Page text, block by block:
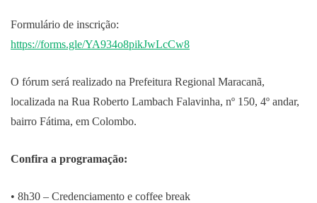
Formulário de inscrição:
https://forms.gle/YA934o8pikJwLcCw8
O fórum será realizado na Prefeitura Regional Maracanã,
localizada na Rua Roberto Lambach Falavinha, nº 150, 4º andar,
bairro Fátima, em Colombo.
Confira a programação:
• 8h30 – Credenciamento e coffee break